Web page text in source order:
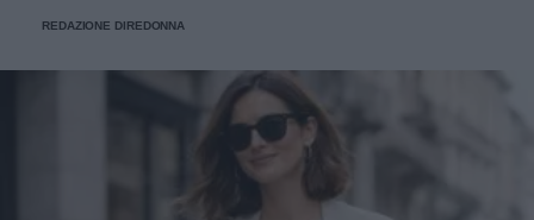
REDAZIONE DIREDONNA